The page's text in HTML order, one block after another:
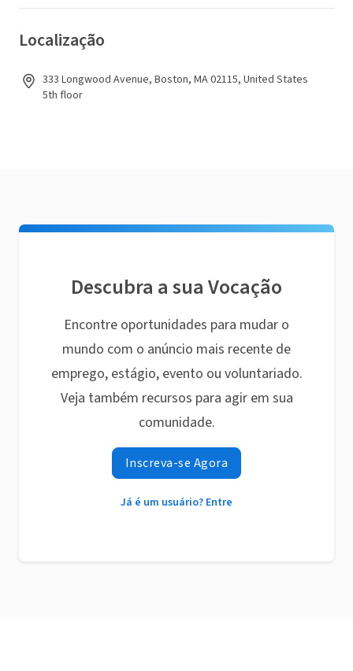
Localização
333 Longwood Avenue, Boston, MA 02115, United States
5th floor
Descubra a sua Vocação
Encontre oportunidades para mudar o
mundo com o anúncio mais recente de
emprego, estágio, evento ou voluntariado.
Veja também recursos para agir em sua
comunidade.
Inscreva-se Agora
Já é um usuário? Entre